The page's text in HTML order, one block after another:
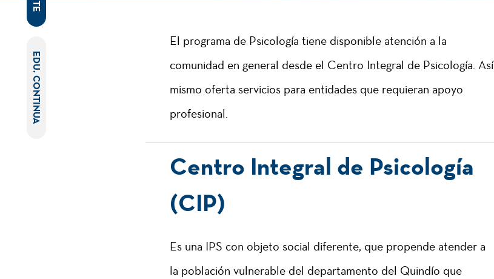
El programa de Psicología tiene disponible atención a la
comunidad en general desde el Centro Integral de Psicología. Así
mismo oferta servicios para entidades que requieran apoyo
profesional.
Centro Integral de Psicología
(CIP)
Es una IPS con objeto social diferente, que propende atender a
la población vulnerable del departamento del Quindío que
EDU. CONTINUA